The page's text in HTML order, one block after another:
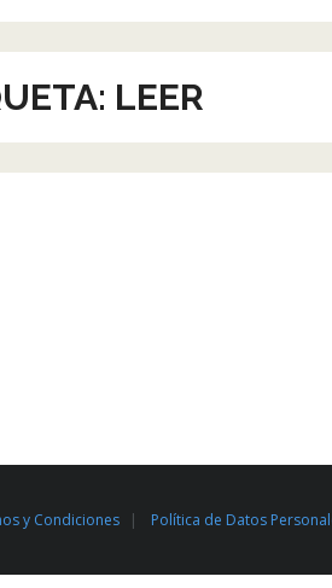
LEER
y Condiciones Política de Datos